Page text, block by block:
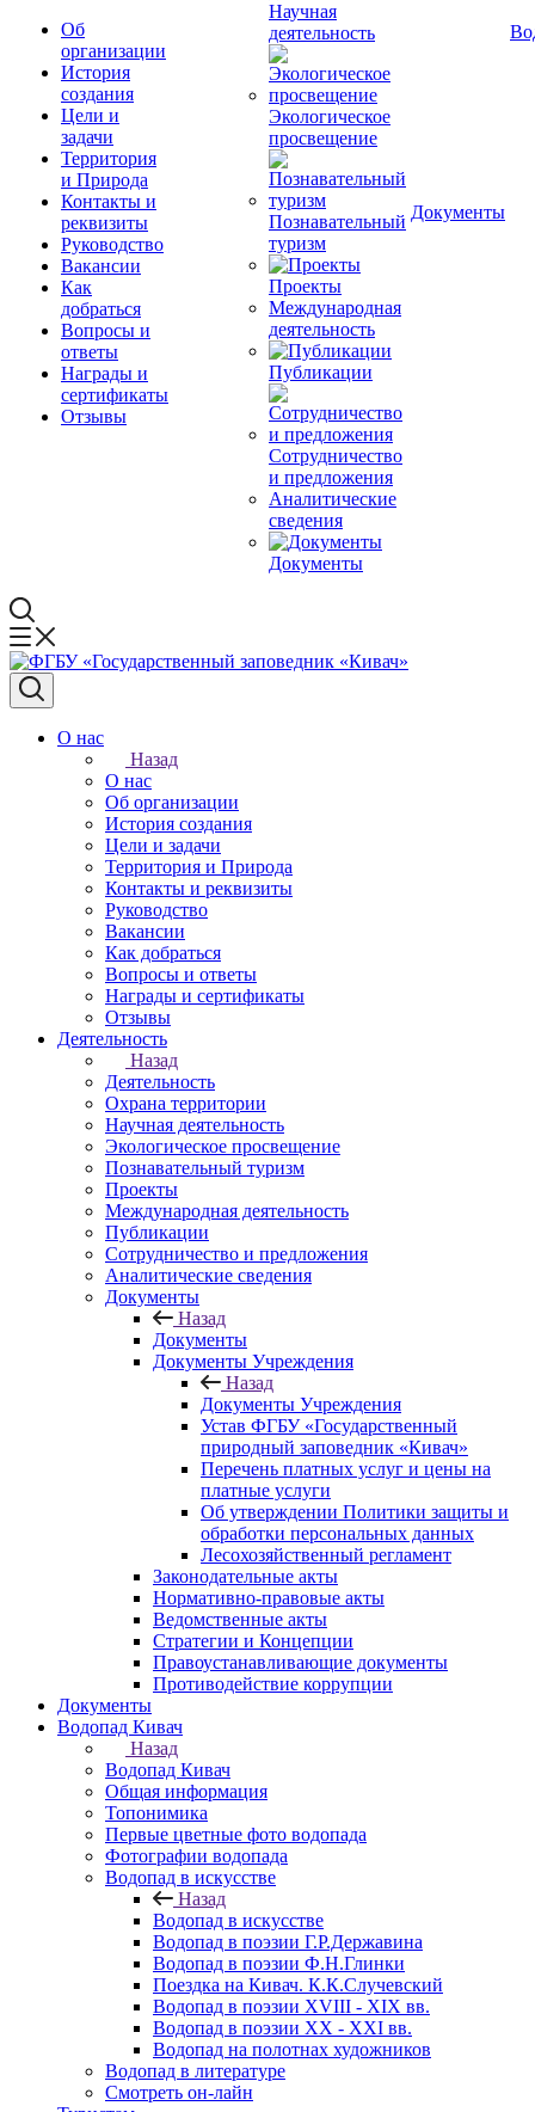
Об
организации
История
создания
Цели и
задачи
Территория
и Природа
Контакты и
реквизиты
Руководство
Вакансии
Как
добраться
Вопросы и
ответы
Награды и
сертификаты
Отзывы
Научная
деятельность
Экологическое
просвещение
Познавательный
туризм
Проекты
Международная
деятельность
Публикации
Сотрудничество
и предложения
Аналитические
сведения
Документы
Документы
О нас
Назад
О нас
Об организации
История создания
Цели и задачи
Территория и Природа
Контакты и реквизиты
Руководство
Вакансии
Как добраться
Вопросы и ответы
Награды и сертификаты
Отзывы
Деятельность
Назад
Деятельность
Охрана территории
Научная деятельность
Экологическое просвещение
Познавательный туризм
Проекты
Международная деятельность
Публикации
Сотрудничество и предложения
Аналитические сведения
Документы
Назад
Документы
Документы Учреждения
Назад
Документы Учреждения
Устав ФГБУ «Государственный
природный заповедник «Кивач»
Перечень платных услуг и цены на
платные услуги
Об утверждении Политики защиты и
обработки персональных данных
Лесохозяйственный регламент
Законодательные акты
Нормативно-правовые акты
Ведомственные акты
Стратегии и Концепции
Правоустанавливающие документы
Противодействие коррупции
Документы
Водопад Кивач
Назад
Водопад Кивач
Общая информация
Топонимика
Первые цветные фото водопада
Фотографии водопада
Водопад в искусстве
Назад
Водопад в искусстве
Водопад в поэзии Г.Р.Державина
Водопад в поэзии Ф.Н.Глинки
Поездка на Кивач. К.К.Случевский
Водопад в поэзии XVIII - XIX вв.
Водопад в поэзии XX - XXI вв.
Водопад на полотнах художников
Водопад в литературе
Смотреть он-лайн